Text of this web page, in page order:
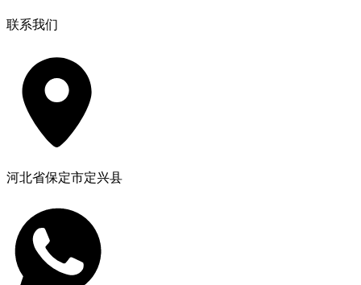
联系我们
河北省保定市定兴县